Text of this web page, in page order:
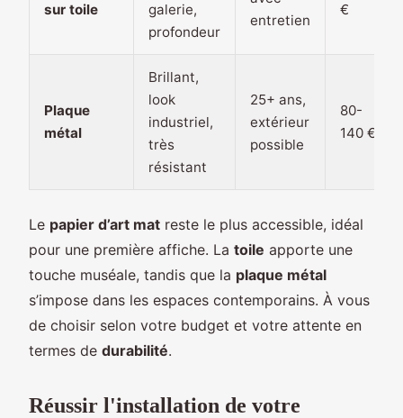
sur toile
galerie,
profondeur
entretien
€
Plaque
métal
Brillant,
look
industriel,
très
résistant
25+ ans,
extérieur
possible
80-
140 €
Le papier d’art mat reste le plus accessible, idéal
pour une première affiche. La toile apporte une
touche muséale, tandis que la plaque métal
s’impose dans les espaces contemporains. À vous
de choisir selon votre budget et votre attente en
termes de durabilité.
Réussir l'installation de votre